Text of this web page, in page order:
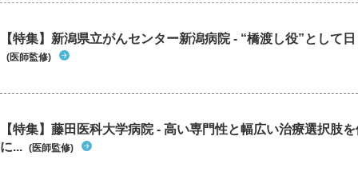
【特集】新潟県立がんセンター新潟病院 - “橋渡し役”として
(医師監修)
【特集】藤田医科大学病院 - 高い専門性と幅広い治療選択肢
に... (医師監修)